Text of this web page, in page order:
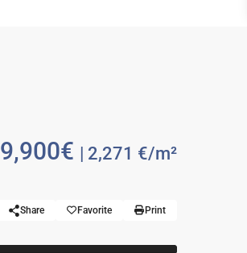
| 2,271 €/m²
Share Favorite Print